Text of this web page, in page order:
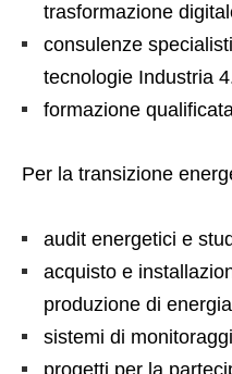
trasformazione
consulenze
tecnologie Industria
formazione
Per la transizione
audit energetici e
acquisto e
produzione di
sistemi di